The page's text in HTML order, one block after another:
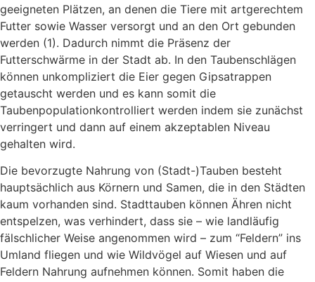
geeigneten Plätzen, an denen die Tiere mit artgerechtem
Futter sowie Wasser versorgt und an den Ort gebunden
werden (1). Dadurch nimmt die Präsenz der
Futterschwärme in der Stadt ab. In den Taubenschlägen
können unkompliziert die Eier gegen Gipsatrappen
getauscht werden und es kann somit die
Taubenpopulationkontrolliert werden indem sie zunächst
verringert und dann auf einem akzeptablen Niveau
gehalten wird.
Die bevorzugte Nahrung von (Stadt-)Tauben besteht
hauptsächlich aus Körnern und Samen, die in den Städten
kaum vorhanden sind. Stadttauben können Ähren nicht
entspelzen, was verhindert, dass sie – wie landläufig
fälschlicher Weise angenommen wird – zum “Feldern” ins
Umland fliegen und wie Wildvögel auf Wiesen und auf
Feldern Nahrung aufnehmen können. Somit haben die